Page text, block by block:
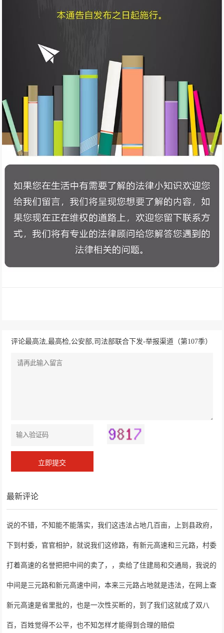
评论最高法,最高检,公安部,司法部联合下发-举报渠道（第107季）
最新评论
说的不错，不知能不能落实，我们这违法占地几百亩，上到县政府，
下到村委，官官相护，就说我们这修路，有新元高速和三元路，村委
打着高速的名誉把把中间的卖了，，卖给了住建局和交通局，我说的
中间是三元路和新元高速中间，本来三元路占地就是违法，在网上查
新元高速是省里批的，也是一次性买断的，到了我们这就成了双八
百，百姓觉得不公平，也不知怎样才能得到合理的赔偿